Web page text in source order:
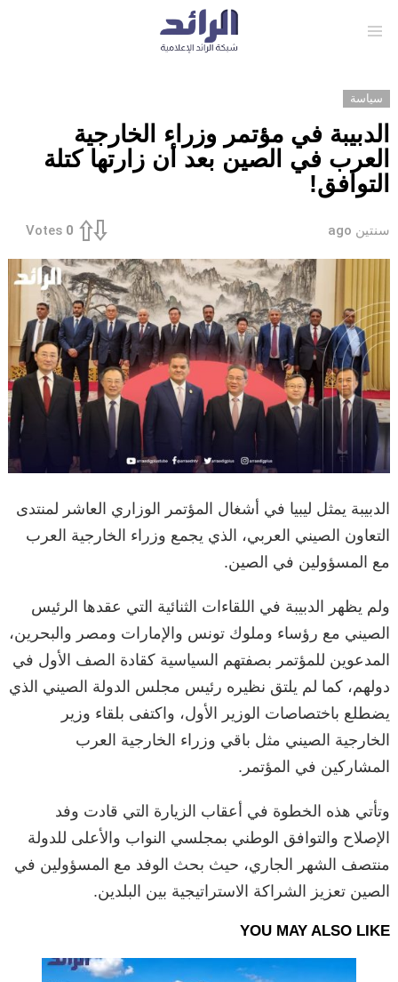
سياسة
الدبيبة في مؤتمر وزراء الخارجية
العرب في الصين بعد أن زارتها كتلة
التوافق!
سنتين ago 0
Votes
الدبيبة يمثل ليبيا في أشغال المؤتمر الوزاري العاشر لمنتدى
التعاون الصيني العربي، الذي يجمع وزراء الخارجية العرب
مع المسؤولين في الصين.
ولم يظهر الدبيبة في اللقاءات الثنائية التي عقدها الرئيس
الصيني مع رؤساء وملوك تونس والإمارات ومصر والبحرين،
المدعوين للمؤتمر بصفتهم السياسية كقادة الصف الأول في
دولهم، كما لم يلتق نظيره رئيس مجلس الدولة الصيني الذي
يضطلع باختصاصات الوزير الأول، واكتفى بلقاء وزير
الخارجية الصيني مثل باقي وزراء الخارجية العرب
المشاركين في المؤتمر.
وتأتي هذه الخطوة في أعقاب الزيارة التي قادت وفد
الإصلاح والتوافق الوطني بمجلسي النواب والأعلى للدولة
منتصف الشهر الجاري، حيث بحث الوفد مع المسؤولين في
الصين تعزيز الشراكة الاستراتيجية بين البلدين.
YOU MAY ALSO LIKE